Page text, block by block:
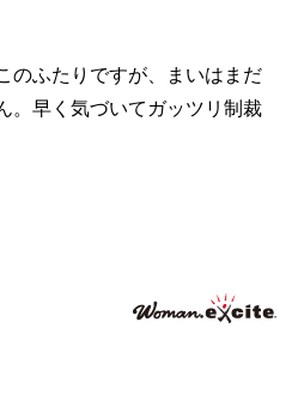
のふたりですが、まいはまだ
。早く気づいてガッツリ制裁